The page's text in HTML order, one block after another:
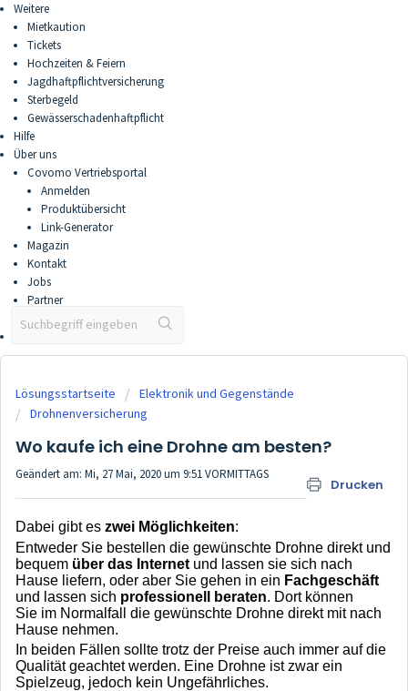
Weitere
Mietkaution
Tickets
Hochzeiten & Feiern
Jagdhaftpflichtversicherung
Sterbegeld
Gewässerschadenhaftpflicht
Hilfe
Über uns
Covomo Vertriebsportal
Anmelden
Produktübersicht
Link-Generator
Magazin
Kontakt
Jobs
Partner
Partner werden
Vertriebsportal
Lösungsstartseite
Elektronik und Gegenstände
Drohnenversicherung
Wo kaufe ich eine Drohne am besten?
Drucken
Geändert am: Mi, 27 Mai, 2020 um 9:51 VORMITTAGS
Dabei gibt es zwei Möglichkeiten:
Entweder Sie bestellen die gewünschte Drohne direkt und
bequem über das Internet und lassen sie sich nach
Hause liefern, oder aber Sie gehen in ein Fachgeschäft
und lassen sich professionell beraten. Dort können
Sie im Normalfall die gewünschte Drohne direkt mit nach
Hause nehmen.
In beiden Fällen sollte trotz der Preise auch immer auf die
Qualität geachtet werden. Eine Drohne ist zwar ein
Spielzeug, jedoch kein Ungefährliches.